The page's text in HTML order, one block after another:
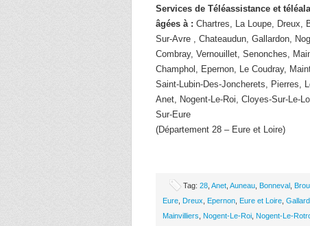
Services de Téléassistance et
âgées à : Chartres, La Loupe, Dreux,
Sur-Avre , Chateaudun, Gallardon,
Combray, Vernouillet, Senonches,
Champhol, Epernon, Le Coudray,
Saint-Lubin-Des-Joncherets, Pierres,
Anet, Nogent-Le-Roi, Cloyes-Sur-Le-
Sur-Eure
(Département 28 – Eure et Loire)
Tag: 28 Anet Auneau Bonneval Brou
Eure Dreux Epernon Eure et Loire
Mainvilliers
Nogent-Le-Roi Nogent-Le-